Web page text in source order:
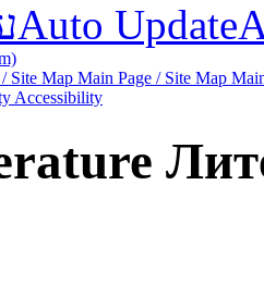
Auto Update
Site Map Main Page / Site Map
Accessibility